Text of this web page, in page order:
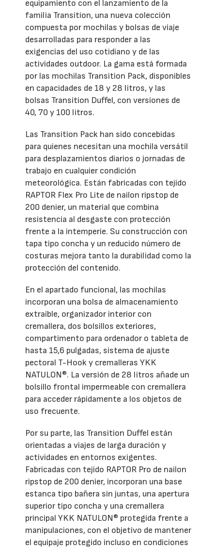
equipamiento con el lanzamiento de la
familia Transition, una nueva colección
compuesta por mochilas y bolsas de viaje
desarrolladas para responder a las
exigencias del uso cotidiano y de las
actividades outdoor. La gama está formada
por las mochilas Transition Pack, disponibles
en capacidades de 18 y 28 litros, y las
bolsas Transition Duffel, con versiones de
40, 70 y 100 litros.
Las Transition Pack han sido concebidas
para quienes necesitan una mochila versátil
para desplazamientos diarios o jornadas de
trabajo en cualquier condición
meteorológica. Están fabricadas con tejido
RAPTOR Flex Pro Lite de nailon ripstop de
200 denier, un material que combina
resistencia al desgaste con protección
frente a la intemperie. Su construcción con
tapa tipo concha y un reducido número de
costuras mejora tanto la durabilidad como la
protección del contenido.
En el apartado funcional, las mochilas
incorporan una bolsa de almacenamiento
extraíble, organizador interior con
cremallera, dos bolsillos exteriores,
compartimento para ordenador o tableta de
hasta 15,6 pulgadas, sistema de ajuste
pectoral T-Hook y cremalleras YKK
NATULON®. La versión de 28 litros añade un
bolsillo frontal impermeable con cremallera
para acceder rápidamente a los objetos de
uso frecuente.
Por su parte, las Transition Duffel están
orientadas a viajes de larga duración y
actividades en entornos exigentes.
Fabricadas con tejido RAPTOR Pro de nailon
ripstop de 200 denier, incorporan una base
estanca tipo bañera sin juntas, una apertura
superior tipo concha y una cremallera
principal YKK NATULON® protegida frente a
manipulaciones, con el objetivo de mantener
el equipaje protegido incluso en condiciones